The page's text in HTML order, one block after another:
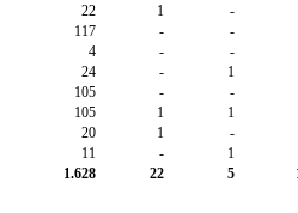
22 1
-
117 -
-
4 -
-
24 -
1
105 -
-
105 1
1
20 1
-
11 -
1
1.628 22 5